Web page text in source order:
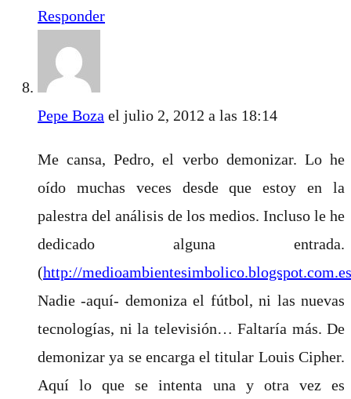
Responder
Pepe Boza el julio 2, 2012 a las 18:14
Me cansa, Pedro, el verbo demonizar. Lo he
oído muchas veces desde que estoy en la
palestra del análisis de los medios. Incluso le he
dedicado alguna entrada.
(http://
Nadie -aquí- demoniza el fútbol, ni las nuevas
tecnologías, ni la televisión… Faltaría más. De
demonizar ya se encarga el titular Louis Cipher.
Aquí lo que se intenta una y otra vez es